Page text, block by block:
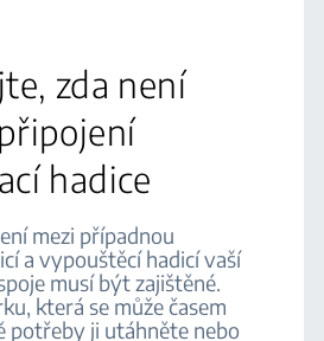
zda není
hadice
mezi případnou
a vypouštěcí hadicí vaší
musí být zajištěné.
která se může časem
potřeby ji utáhněte nebo